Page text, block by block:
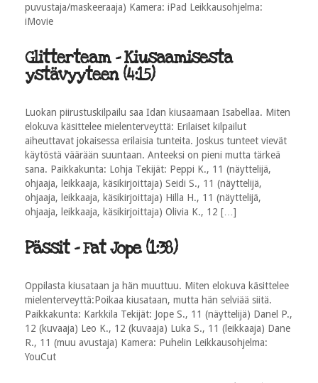
puvustaja/maskeeraaja) Kamera: iPad Leikkausohjelma:
iMovie
Glitterteam - Kiusaamisesta
ystävyyteen (4:15)
Luokan piirustuskilpailu saa Idan kiusaamaan Isabellaa. Miten
elokuva käsittelee mielenterveyttä: Erilaiset kilpailut
aiheuttavat jokaisessa erilaisia tunteita. Joskus tunteet vievät
käytöstä väärään suuntaan. Anteeksi on pieni mutta tärkeä
sana. Paikkakunta: Lohja Tekijät: Peppi K., 11 (näyttelijä,
ohjaaja, leikkaaja, käsikirjoittaja) Seidi S., 11 (näyttelijä,
ohjaaja, leikkaaja, käsikirjoittaja) Hilla H., 11 (näyttelijä,
ohjaaja, leikkaaja, käsikirjoittaja) Olivia K., 12 […]
Pässit - Fat Jope (1:38)
Oppilasta kiusataan ja hän muuttuu. Miten elokuva käsittelee
mielenterveyttä:Poikaa kiusataan, mutta hän selviää siitä.
Paikkakunta: Karkkila Tekijät: Jope S., 11 (näyttelijä) Danel P.,
12 (kuvaaja) Leo K., 12 (kuvaaja) Luka S., 11 (leikkaaja) Dane
R., 11 (muu avustaja) Kamera: Puhelin Leikkausohjelma:
YouCut